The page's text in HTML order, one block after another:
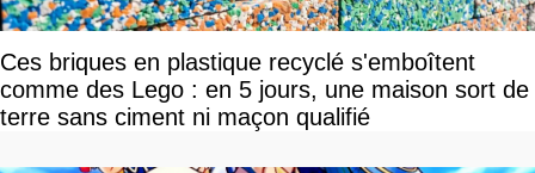
Ces briques en plastique recyclé s'emboîtent
comme des Lego : en 5 jours, une maison sort de
terre sans ciment ni maçon qualifié